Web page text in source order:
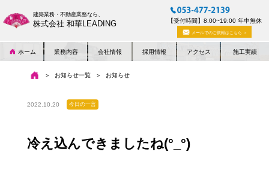
建築業務・不動産業務なら、
株式会社 和華LEADING 【受付時間】8:00~19:00 年中無休
メールでのご依頼はこちら ＞
ホーム 業務内容 会社情報 採用情報 アクセス 施工実績
お知らせ一覧 お知らせ
2022.10.20 今日の一言
冷え込んできましたね(°_°)